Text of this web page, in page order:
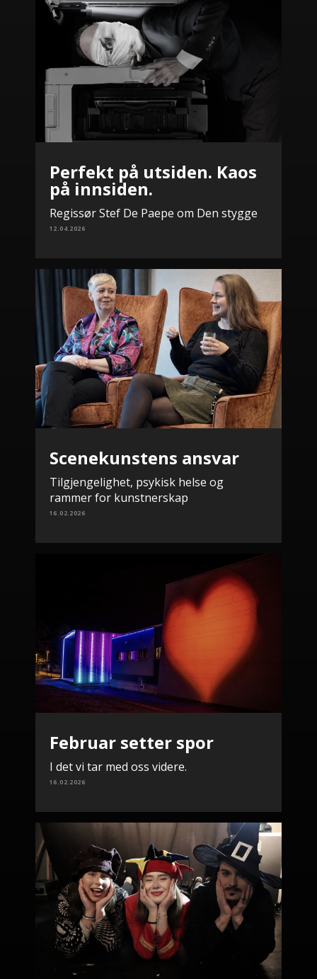
Perfekt på utsiden. Kaos
på innsiden.
Regissør Stef De Paepe om Den stygge
12.04.2026
Scenekunstens ansvar
Tilgjengelighet, psykisk helse og
rammer for kunstnerskap
16.02.2026
Februar setter spor
I det vi tar med oss videre.
16.02.2026